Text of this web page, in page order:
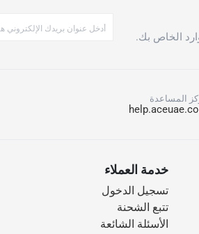
الخاص بك.
المساعدة
خدمة العملاء
تسجيل الدخول
تتبع الشحنة
الأسئلة الشائعة